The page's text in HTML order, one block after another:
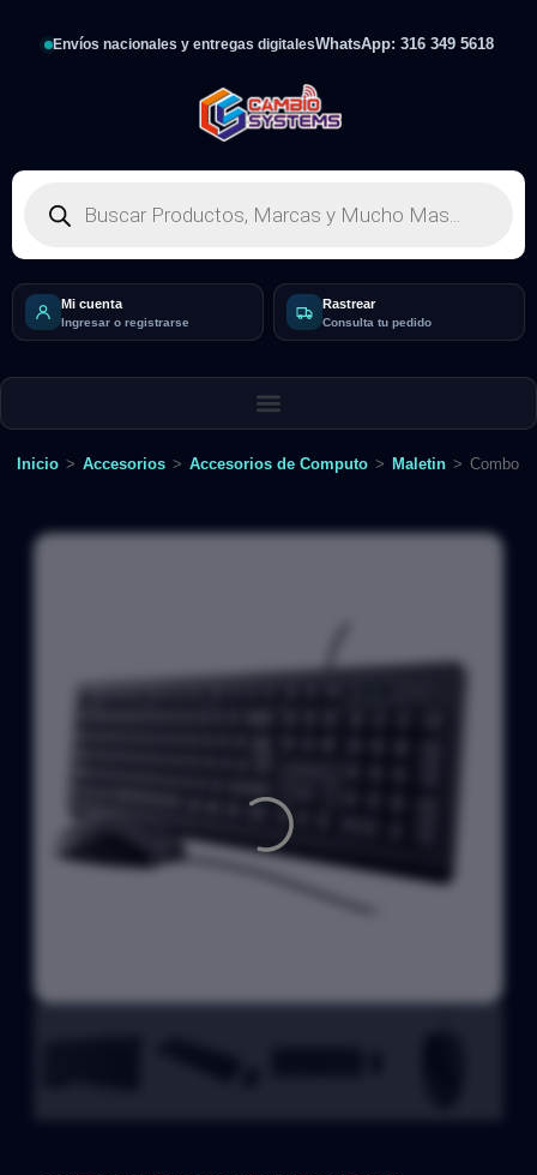
Envíos nacionales y entregas digitalesWhatsApp: 316 349 5618
Mi cuenta
Ingresar o registrarse
Rastrear
Consulta tu pedido
Inicio > Accesorios > Accesorios de Computo > Maletin > Combo